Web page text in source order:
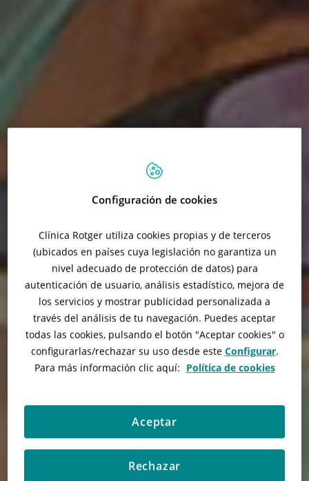
Configuración de cookies
Clínica Rotger utiliza cookies propias y de terceros
(ubicados en países cuya legislación no garantiza un
nivel adecuado de protección de datos) para
autenticación de usuario, análisis estadístico, mejora de
los servicios y mostrar publicidad personalizada a
través del análisis de tu navegación. Puedes aceptar
todas las cookies, pulsando el botón "Aceptar cookies" o
configurarlas/rechazarsu uso desde este Configurar.
Para más información clic aquí: Política de cookies
Rechazar
Aceptar